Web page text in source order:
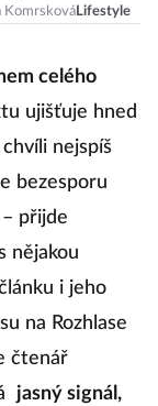
lásky
KomrskováLifestyle
celého
ujišťuje hned
nejspíš
bezesporu
přijde
nějakou
i jeho
na Rozhlase
čtenář
jasný signál,